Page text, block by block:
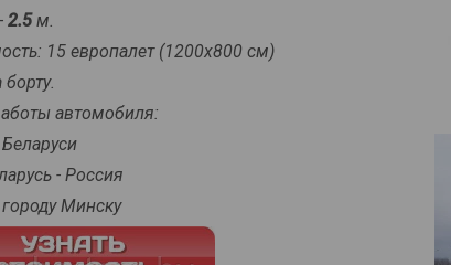
2.5м.
15 европалет (1200х800 см)
автомобиля:
- Россия
Минску